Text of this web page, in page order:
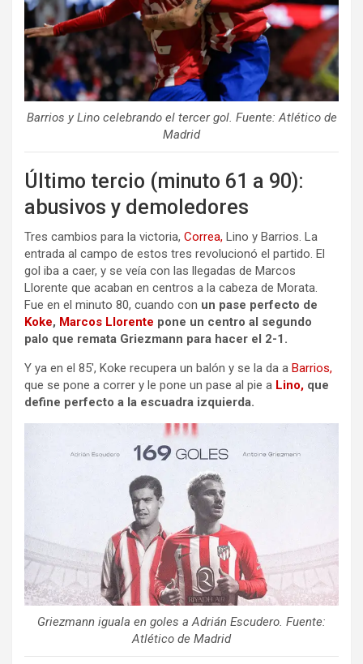
Barrios y Lino celebrando el tercer gol. Fuente: Atlético de
Madrid
Último tercio (minuto 61 a 90):
abusivos y demoledores
Tres cambios para la victoria, Correa, Lino y Barrios. La
entrada al campo de estos tres revolucionó el partido. El
gol iba a caer, y se veía con las llegadas de Marcos
Llorente que acaban en centros a la cabeza de Morata.
Fue en el minuto 80, cuando con un pase perfecto de
Koke, Marcos Llorente pone un centro al segundo
palo que remata Griezmann para hacer el 2-1.
Y ya en el 85′, Koke recupera un balón y se la da a Barrios,
que se pone a correr y le pone un pase al pie a Lino, que
define perfecto a la escuadra izquierda.
Griezmann iguala en goles a Adrián Escudero. Fuente:
Atlético de Madrid